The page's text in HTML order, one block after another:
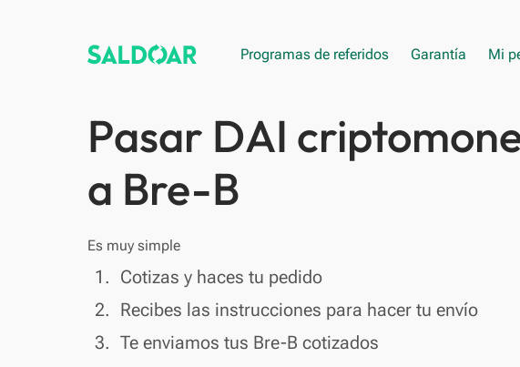
Programas de referidos Garantía Mi
Pasar DAI
a Bre-B
Es muy simple
done
1. Cotizas y haces tu pedido
done
2. Recibes las instrucciones para hacer tu envío
done
3. Te enviamos tus Bre-B cotizados